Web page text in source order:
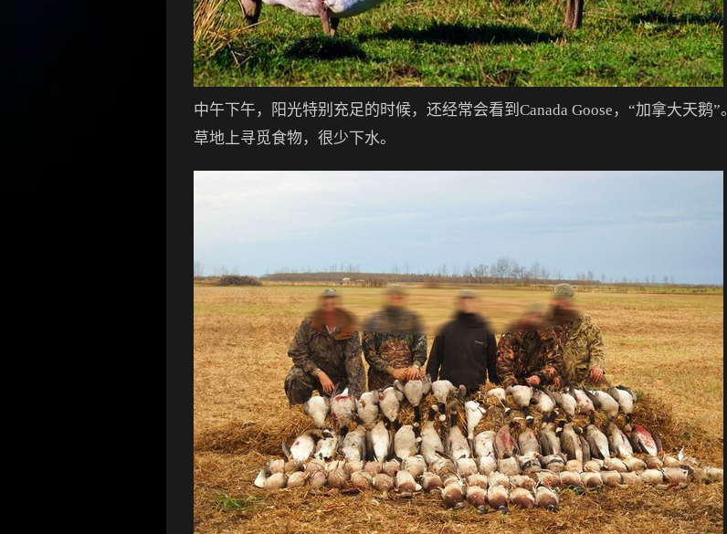
中午下午，阳光特别充足的时候，还经常会看到Canada Goose，“加拿大天
草地上寻觅食物，很少下水。